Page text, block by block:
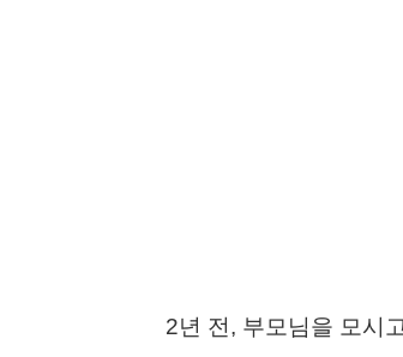
2년 전, 부모님을 모시